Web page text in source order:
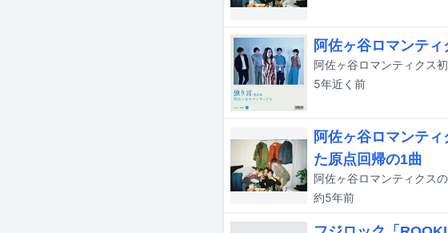
阿佐ヶ谷ロマンテ
阿佐ヶ谷ロマンティクス
5年近く 前
阿佐ヶ谷ロマンテ
た原点回帰の1曲
阿佐ヶ谷ロマンティクス
約5年前